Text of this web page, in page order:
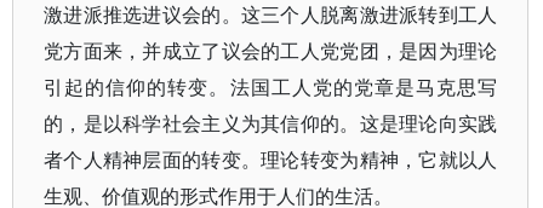
激进派推选进议会的。这三个人脱离激进派转到工人
党方面来，并成立了议会的工人党党团，是因为理论
引起的信仰的转变。法国工人党的党章是马克思写
的，是以科学社会主义为其信仰的。这是理论向实践
者个人精神层面的转变。理论转变为精神，它就以人
生观、价值观的形式作用于人们的生活。